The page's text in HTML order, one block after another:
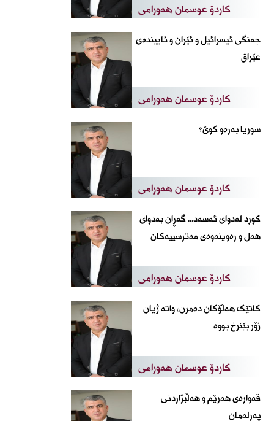
کاردۆ عوسمان هەورامی
جەنگی ئیسرائیل و ئێران و ئاییندەی
عێراق
کاردۆ عوسمان هەورامی
سوریا بەرەو کوێ؟
کاردۆ عوسمان هەورامی
کورد لەدوای ئەسەد... گەڕان بەدوای
هەل و رەوینەوەی مەترسییەکان
کاردۆ عوسمان هەورامی
کاتێک هەڵۆکان دەمرن، واتە ژیان
زۆر بێنرخ بووە
کاردۆ عوسمان هەورامی
قەوارەی هەرێم و هەڵبژاردنی
پەرلەمان